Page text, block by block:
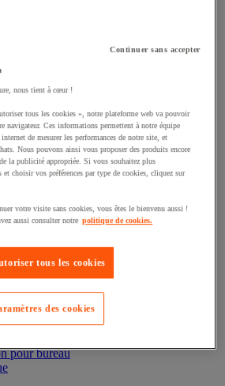
traitement de l'air
pour le bureau
et pochette
pour bureau
Continuer sans accepter
nous tient à cœur !
tous les cookies », notre plateforme web va pouvoir
navigateur. Ces informations permettent à notre équipe
de mesurer les performances de notre site, et
Nous pouvons ainsi vous proposer des produits encore
la publicité appropriée. Si vous souhaitez plus
choisir vos préférences par type de cookies, cliquez sur
votre visite sans cookies, vous êtes le bienvenu aussi !
aussi consulter notre politique de cookies.
tous les cookies
des cookies